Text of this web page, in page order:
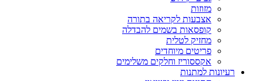
מזוזות
אצבעות לקריאה בתורה
קופסאות בשמים להבדלה
מחזיק לטלית
פריטים מיוחדים
אקססוריז וחלקים משלימים
רעיונות למתנות